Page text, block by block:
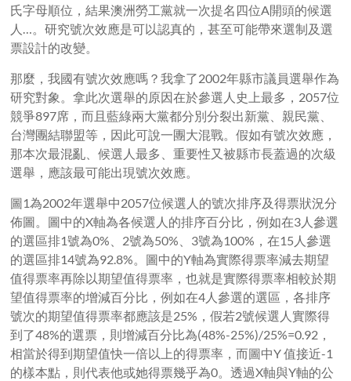
氏字母順位，結果澳洲勞工黨就一次提名四位A開頭的候選
人…。研究號次效應是可以認真的，甚至可能帶來選制及選
票設計的改變。
那麼，我國有號次效應嗎？我拿了2002年縣市議員選舉作為
研究對象。拿此次選舉的原因在於參選人史上最多，2057位
競爭897席，而且藍綠兩大黨都分別分裂出新黨、親民黨、
台灣團結聯盟等，因此可說一團大混戰。假如有號次效應，
那本次最混亂、候選人最多、重要性又被縣市長蓋過的次級
選舉，應該最可能出現號次效應。
圖1為2002年選舉中2057位候選人的號次排序及得票狀況分
佈圖。圖中的X軸為各候選人的排序百分比，例如在3人參選
的選區排1號為0%、2號為50%、3號為100%，在15人參選
的選區排14號為92.8%。圖中的Y軸為實際得票率減去期望
值得票率再除以期望值得票率，也就是實際得票率相較於期
望值得票率的增減百分比，例如在4人參選的選區，各排序
號次的期望值得票率都應該是25%，假若2號候選人實際得
到了48%的選票，則增減百分比為(48%-25%)/25%=0.92，
相當於得到期望值快一倍以上的得票率，而圖中Y 值接近-1
的樣本點，則代表他或她得票幾乎為0。透過X軸與Y軸的公